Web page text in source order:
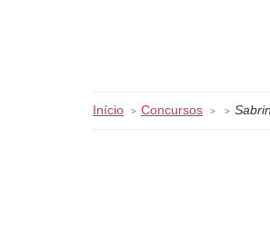
Início Concursos